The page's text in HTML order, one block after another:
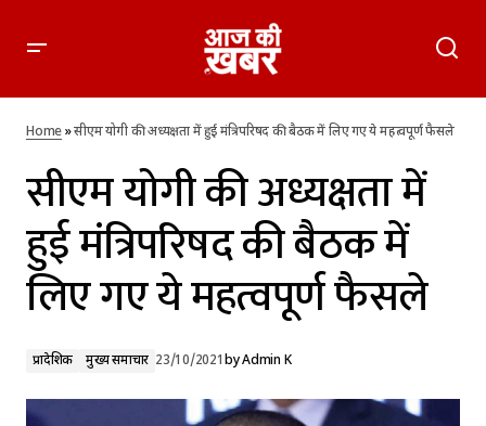
महत्वपूर्ण फैसले
Home»सीएम योगी की अध्यक्षता में हुई मंत्रिपरिषद की बैठक में लिए गए ये महत्वपूर्ण फैसले
सीएम योगी की अध्यक्षता में
हुई मंत्रिपरिषद की बैठक में
लिए गए ये महत्वपूर्ण फैसले
प्रादेशिक मुख्य समाचार 23/10/2021byAdmin K